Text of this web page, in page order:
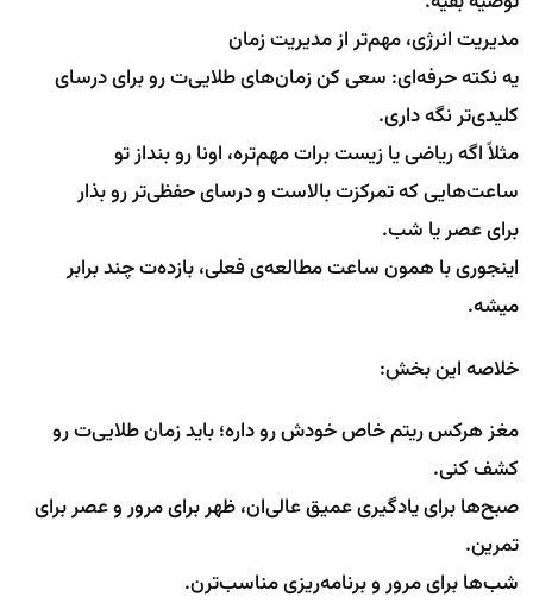
مدیریت انرژی، مهم‌تر از مدیریت زمان
یه نکته حرفه‌ای: سعی کن زمان‌های طلایی‌ت رو برای درسای
کلیدی‌تر نگه داری.
مثلاً اگه ریاضی یا زیست برات مهم‌تره، اونا رو بنداز تو
ساعت‌هایی که تمرکزت بالاست و درسای حفظی‌تر رو بذار
برای عصر یا شب.
اینجوری با همون ساعت مطالعه‌ی فعلی، بازده‌ت چند برابر
میشه.
خلاصه این بخش:
مغز هرکس ریتم خاص خودش رو داره؛ باید زمان طلایی‌ت رو
کشف کنی.
صبح‌ها برای یادگیری عمیق عالی‌ان، ظهر برای مرور و عصر برای
تمرین.
شب‌ها برای مرور و برنامه‌ریزی مناسب‌ترن.